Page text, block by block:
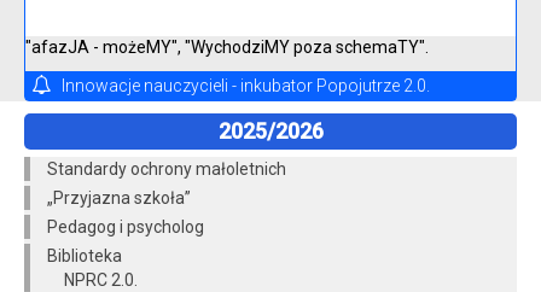
"afazJA - możeMY", "WychodziMY poza schemaTY".
Innowacje nauczycieli - inkubator Popojutrze 2.0.
2025/2026
Standardy ochrony małoletnich
„Przyjazna szkoła”
Pedagog i psycholog
Biblioteka
NPRC 2.0.